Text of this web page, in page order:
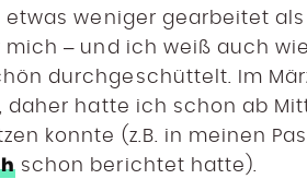
etwas weniger gearbeitet
– und ich weiß auch
durchgeschüttelt. Im
daher hatte ich schon ab
konnte (z.B. in meinen
schon berichtet hatte).